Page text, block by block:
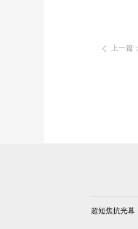
ꄴ 上一篇：
超短焦抗光幕